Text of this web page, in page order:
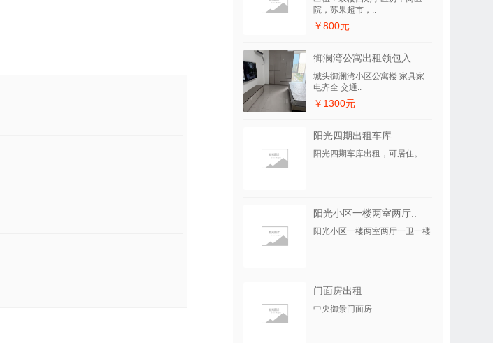
院，苏果超市，..
￥800元
御澜湾公寓出租领包入..
城头御澜湾小区公寓楼 家具家
电齐全 交通..
￥1300元
阳光四期出租车库
阳光四期车库出租，可居住。
阳光小区一楼两室两厅..
阳光小区一楼两室两厅一卫一楼
门面房出租
中央御景门面房